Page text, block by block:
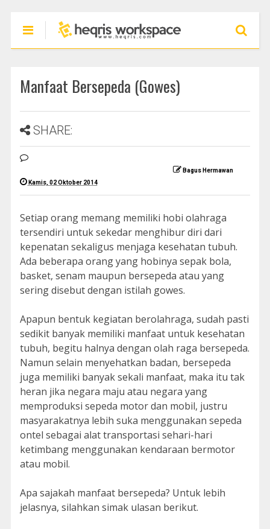
Manfaat Bersepeda (Gowes)
SHARE:
Bagus Hermawan
Kamis, 02 Oktober 2014
Setiap orang memang memiliki hobi olahraga
tersendiri untuk sekedar menghibur diri dari
kepenatan sekaligus menjaga kesehatan tubuh.
Ada beberapa orang yang hobinya sepak bola,
basket, senam maupun bersepeda atau yang
sering disebut dengan istilah gowes.
Apapun bentuk kegiatan berolahraga, sudah pasti
sedikit banyak memiliki manfaat untuk kesehatan
tubuh, begitu halnya dengan olah raga bersepeda.
Namun selain menyehatkan badan, bersepeda
juga memiliki banyak sekali manfaat, maka itu tak
heran jika negara maju atau negara yang
memproduksi sepeda motor dan mobil, justru
masyarakatnya lebih suka menggunakan sepeda
ontel sebagai alat transportasi sehari-hari
ketimbang menggunakan kendaraan bermotor
atau mobil.
Apa sajakah manfaat bersepeda? Untuk lebih
jelasnya, silahkan simak ulasan berikut.